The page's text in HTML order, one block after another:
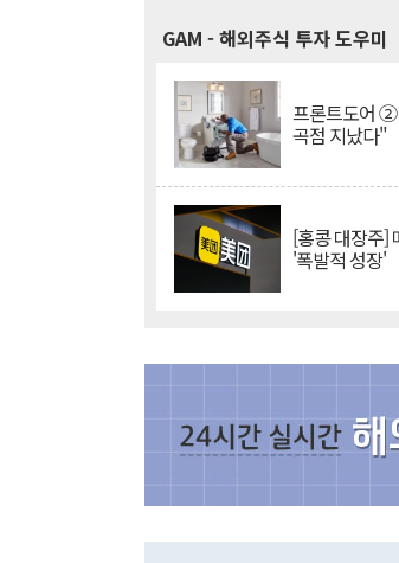
GAM - 해외주식 투자 도우미
프론트도어
곡점 지났다"
[홍콩 대장주]
'폭발적 성장'